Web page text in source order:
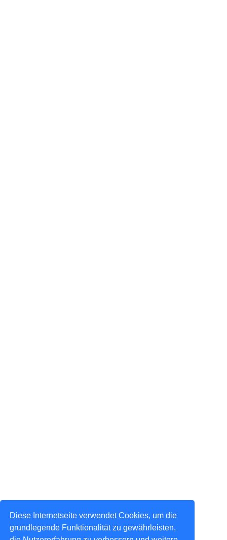
Diese Internetseite verwendet Cookies, um die
grundlegende Funktionalität zu gewährleisten,